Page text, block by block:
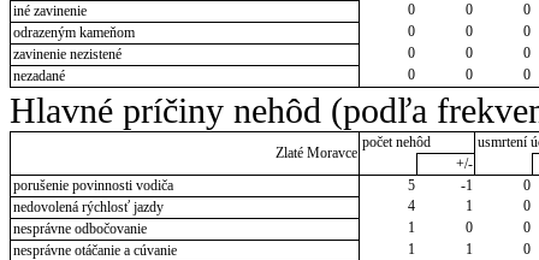
iné zavinenie
0 0
0
odrazeným kameňom
0 0
0
zavinenie nezistené
0 0
0
nezadané
0 0 0
Hlavné príčiny nehôd (podľa
Zlaté Moravce
počet nehôd
usmrtení
+/-
porušenie povinnosti vodiča
5 -1
0
nedovolená rýchlosť jazdy
4 1
0
nesprávne odbočovanie
1 0
0
nesprávne otáčanie a cúvanie
1 1
0